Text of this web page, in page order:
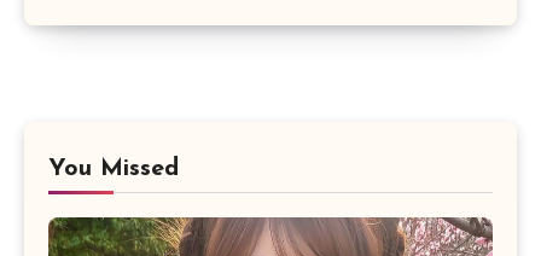
You Missed